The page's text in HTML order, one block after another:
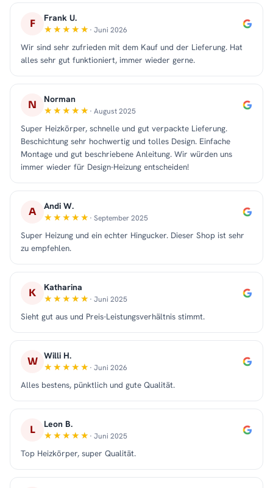
F Frank U.
· Juni 2026
Wir sind sehr zufrieden mit dem Kauf und der Lieferung. Hat
alles sehr gut funktioniert, immer wieder gerne.
N Norman
· August 2025
Super Heizkörper, schnelle und gut verpackte Lieferung.
Beschichtung sehr hochwertig und tolles Design. Einfache
Montage und gut beschriebene Anleitung. Wir würden uns
immer wieder für Design-Heizung entscheiden!
A Andi W.
· September 2025
Super Heizung und ein echter Hingucker. Dieser Shop ist sehr
zu empfehlen.
K Katharina
· Juni 2025
Sieht gut aus und Preis-Leistungsverhältnis stimmt.
W Willi H.
· Juni 2026
Alles bestens, pünktlich und gute Qualität.
L Leon B.
· Juni 2025
Top Heizkörper, super Qualität.